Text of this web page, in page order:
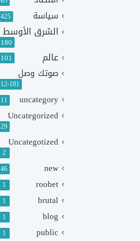
سياسة 425
الشرق الأوسط
180
عالم 101
صوتك وصل
12٬181
uncategory
11
Uncategorized
29
Uncategotized
2
new
46
roobet
1
brutal
1
blog
1
public
1